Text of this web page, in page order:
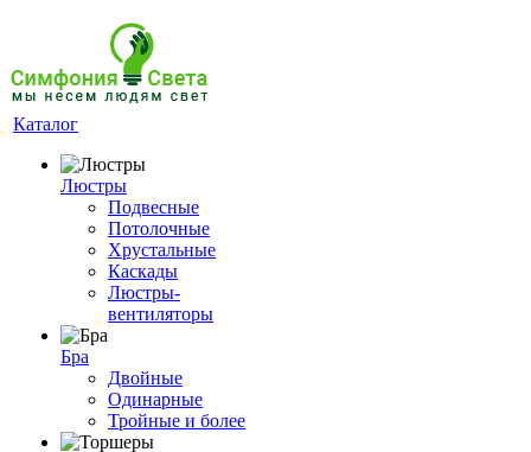
Каталог
Люстры
Подвесные
Потолочные
Хрустальные
Каскады
Люстры-
вентиляторы
Бра
Двойные
Одинарные
Тройные и более